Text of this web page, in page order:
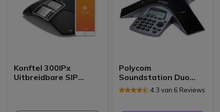
Konftel 300IPx
Uitbreidbare SIP
Polycom
Soundstation Duo
Vergadertelefoon
4.3 van 6 Reviews